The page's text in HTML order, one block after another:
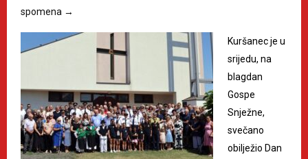
spomena →
Kuršanec je u
srijedu, na
blagdan
Gospe
Snježne,
svečano
obilježio Dan